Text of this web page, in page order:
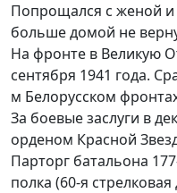
Попрощался с женой
больше домой не
На фронте в Великую
сентября 1941 года.
м Белорусском
За боевые заслуги в
орденом Красной
Парторг батальона
полка (60-я